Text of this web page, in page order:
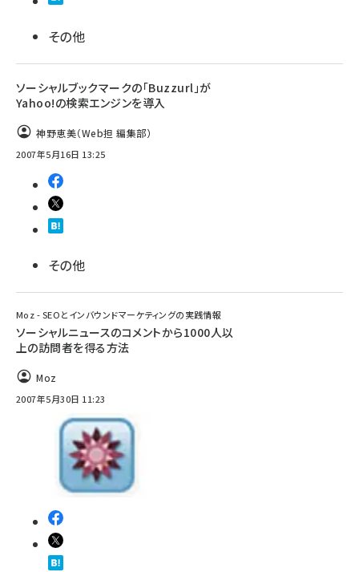
その他
ソーシャルブックマークの「Buzzurl」が
Yahoo!の検索エンジンを導入
神野恵美（Web担 編集部）
2007年5月16日 13:25
その他
Moz - SEOとインバウンドマーケティングの実践情報
ソーシャルニュースのコメントから1000人以
上の訪問者を得る方法
Moz
2007年5月30日 11:23